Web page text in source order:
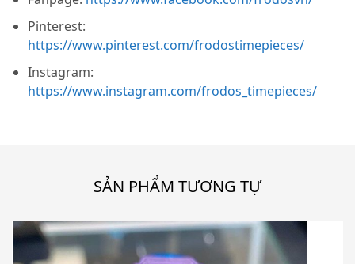
Pinterest:
https://www.pinterest.com/frodostimepieces/
Instagram:
https://www.instagram.com/frodos_timepieces/
SẢN PHẨM TƯƠNG TỰ